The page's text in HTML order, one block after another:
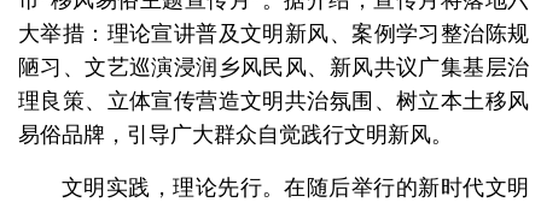
大举措：理论宣讲普及文明新风、案例学习整治陈规
陋习、文艺巡演浸润乡风民风、新风共议广集基层治
理良策、立体宣传营造文明共治氛围、树立本土移风
易俗品牌，引导广大群众自觉践行文明新风。
文明实践，理论先行。在随后举行的新时代文明